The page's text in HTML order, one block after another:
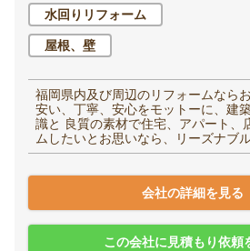
水回りリフォーム
屋根、壁
福岡県内及び周辺のリフォームなら
安い、丁寧、安心をモットーに、建
識と 良質の素材で住宅、アパート、
ムしたいとお思いなら、リーズナブ
会社の詳細を見る
この会社に見積もり依頼